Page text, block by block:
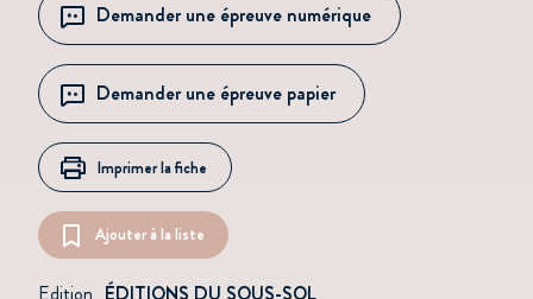
Demander une épreuve numérique
Demander une épreuve papier
Imprimer la fiche
Ajouter à la liste
Edition ÉDITIONS DU SOUS-SOL